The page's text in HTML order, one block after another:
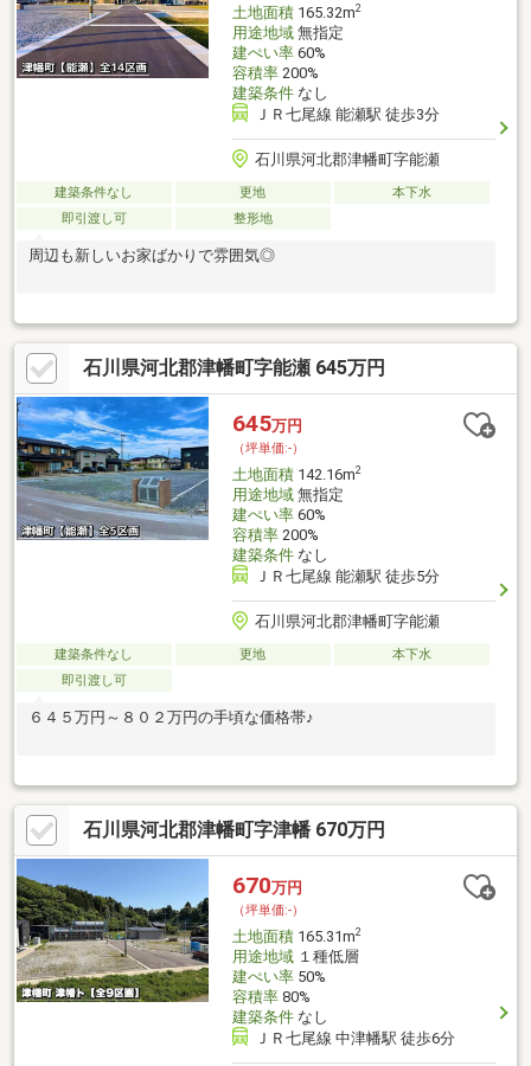
土地面積165.32m2
用途地域無指定
建ぺい率60%
容積率200%
建築条件なし
ＪＲ七尾線 能瀬駅 徒歩3分
石川県河北郡津幡町字能瀬
建築条件なし 更地
本下水
即引渡し可
整形地
周辺も新しいお家ばかりで雰囲気◎
石川県河北郡津幡町字能瀬 645万円
645万円
（坪単価:-）
土地面積142.16m2
用途地域無指定
建ぺい率60%
容積率200%
建築条件なし
ＪＲ七尾線 能瀬駅 徒歩5分
石川県河北郡津幡町字能瀬
建築条件なし 更地
本下水
即引渡し可
６４５万円～８０２万円の手頃な価格帯♪
石川県河北郡津幡町字津幡 670万円
670万円
（坪単価:-）
土地面積165.31m2
用途地域１種低層
建ぺい率50%
容積率80%
建築条件なし
ＪＲ七尾線 中津幡駅 徒歩6分